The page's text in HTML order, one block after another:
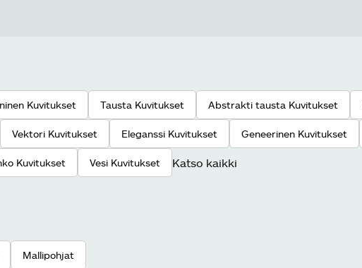
Kuvitukset Tausta Kuvitukset Abstrakti tausta Kuvitukset
Vektori Kuvitukset Eleganssi Kuvitukset Geneerinen Kuvitukset
Kuvitukset Vesi Kuvitukset Katso kaikki
Mallipohjat